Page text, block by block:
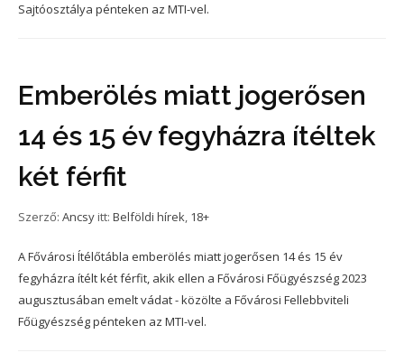
Sajtóosztálya pénteken az MTI-vel.
Emberölés miatt jogerősen
14 és 15 év fegyházra ítéltek
két férfit
Szerző: Ancsy itt: Belföldi hírek, 18+
A Fővárosi Ítélőtábla emberölés miatt jogerősen 14 és 15 év
fegyházra ítélt két férfit, akik ellen a Fővárosi Főügyészség 2023
augusztusában emelt vádat - közölte a Fővárosi Fellebbviteli
Főügyészség pénteken az MTI-vel.